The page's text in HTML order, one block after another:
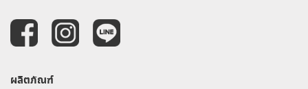
ผลิตภัณฑ์